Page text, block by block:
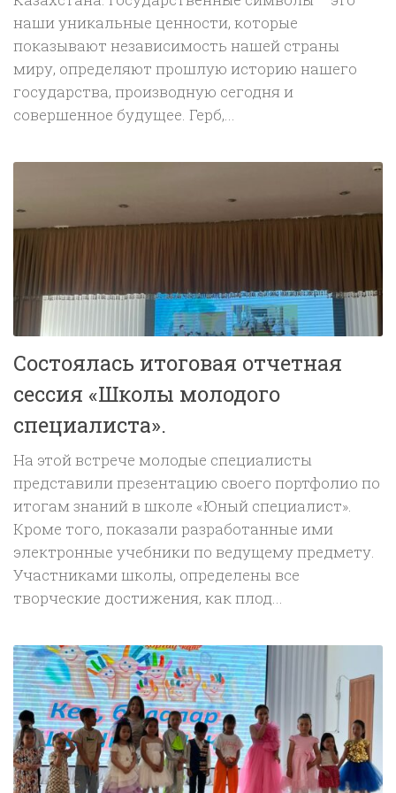
наши уникальные ценности, которые
показывают независимость нашей страны
миру, определяют прошлую историю нашего
государства, производную сегодня и
совершенное будущее. Герб,...
Состоялась итоговая отчетная
сессия «Школы молодого
специалиста».
На этой встрече молодые специалисты
представили презентацию своего портфолио по
итогам знаний в школе «Юный специалист».
Кроме того, показали разработанные ими
электронные учебники по ведущему предмету.
Участниками школы, определены все
творческие достижения, как плод...